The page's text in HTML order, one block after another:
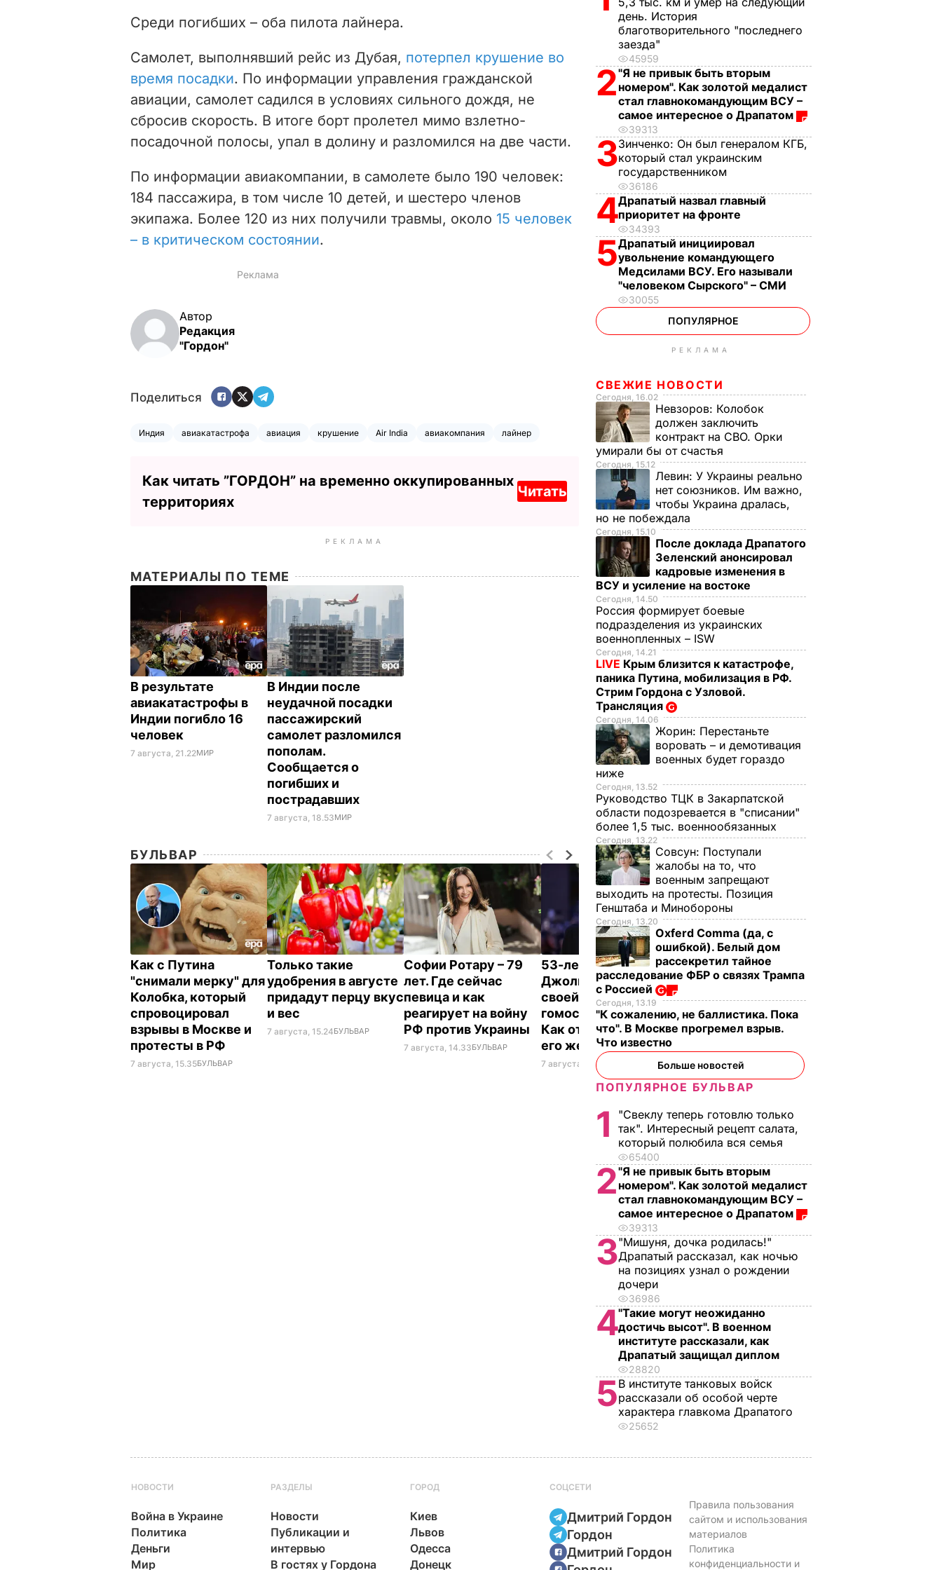
d
e
o
Среди погибших – оба пилота лайнера.
Самолет, выполнявший рейс из Дубая, потерпел крушение во
время посадки. По информации управления гражданской
авиации, самолет садился в условиях сильного дождя, не
сбросив скорость. В итоге борт пролетел мимо взлетно-
посадочной полосы, упал в долину и разломился на две части.
По информации авиакомпании, в самолете было 190 человек:
184 пассажира, в том числе 10 детей, и шестеро членов
экипажа. Более 120 из них получили травмы, около 15 человек
– в критическом состоянии.
Автор
Редакция
"Гордон"
Поделиться
Индия авиакатастрофа авиация крушение Air India авиакомпания лайнер
Как читать ”ГОРДОН” на временно оккупированных
территориях
Читать
РЕКЛАМА
МАТЕРИАЛЫ ПО ТЕМЕ
В результате
авиакатастрофы в
Индии погибло 16
человек
7 августа, 21.22МИР
В Индии после
неудачной посадки
пассажирский
самолет разломился
пополам.
Сообщается о
погибших и
пострадавших
7 августа, 18.53МИР
БУЛЬВАР
Как с Путина
"снимали мерку" для
Колобка, который
спровоцировал
взрывы в Москве и
протесты в РФ
7 августа, 15.35БУЛЬВАР
Только такие
удобрения в августе
придадут перцу вкус
и вес
7 августа, 15.24БУЛЬВАР
Софии Ротару – 79
лет. Где сейчас
певица и как
реагирует на войну
РФ против Украины
7 августа, 14.33БУЛЬВАР
53-летний брат
Джоли заявил о
своей
гомосексуальности.
Как отреагировала
его жена
7 августа, 14.28
"Пригласили лето в
банки". Яблоки на
зиму без
стерилизации –
вкусно, как в
7 августа, 13.50
день. История
благотворительного "последнего
заезда"
45959
2"Я не привык быть вторым
номером". Как золотой медалист
стал главнокомандующим ВСУ –
самое интересное о Драпатом
39313
3Зинченко: Он был генералом КГБ,
который стал украинским
государственником
36186
4Драпатый назвал главный
приоритет на фронте
34393
5Драпатый инициировал
увольнение командующего
Медсилами ВСУ. Его называли
"человеком Сырского" – СМИ
30055
ПОПУЛЯРНОЕ
РЕКЛАМА
СВЕЖИЕ НОВОСТИ
Сегодня, 16.02
Невзоров: Колобок
должен заключить
контракт на СВО. Орки
умирали бы от счастья
Сегодня, 15.12
Левин: У Украины реально
нет союзников. Им важно,
чтобы Украина дралась,
но не побеждала
Сегодня, 15.10
После доклада Драпатого
Зеленский анонсировал
кадровые изменения в
ВСУ и усиление на востоке
Сегодня, 14.50
Россия формирует боевые
подразделения из украинских
военнопленных – ISW
Сегодня, 14.21
LIVE Крым близится к катастрофе,
паника Путина, мобилизация в РФ.
Стрим Гордона с Узловой.
Трансляция
Сегодня, 14.06
Жорин: Перестаньте
воровать – и демотивация
военных будет гораздо
ниже
Сегодня, 13.52
Руководство ТЦК в Закарпатской
области подозревается в "списании"
более 1,5 тыс. военнообязанных
Сегодня, 13.22
Совсун: Поступали
жалобы на то, что
военным запрещают
выходить на протесты. Позиция
Генштаба и Минобороны
Сегодня, 13.20
Oxferd Comma (да, с
ошибкой). Белый дом
рассекретил тайное
расследование ФБР о связях Трампа
с Россией
Сегодня, 13.19
"К сожалению, не баллистика. Пока
что". В Москве прогремел взрыв.
Что известно
Больше новостей
ПОПУЛЯРНОЕ БУЛЬВАР
1
"Свеклу теперь готовлю только
так". Интересный рецепт салата,
который полюбила вся семья
65400
2"Я не привык быть вторым
номером". Как золотой медалист
стал главнокомандующим ВСУ –
самое интересное о Драпатом
39313
3"Мишуня, дочка родилась!"
Драпатый рассказал, как ночью
на позициях узнал о рождении
дочери
36986
4"Такие могут неожиданно
достичь высот". В военном
институте рассказали, как
Драпатый защищал диплом
28820
5В институте танковых войск
рассказали об особой черте
характера главкома Драпатого
25652
НОВОСТИ
Война в Украине
Политика
Деньги
Мир
РАЗДЕЛЫ
Новости
Публикации и
интервью
В гостях у Гордона
ГОРОД
Киев
Львов
Одесса
Донецк
СОЦСЕТИ
Дмитрий Гордон
Гордон
Дмитрий Гордон
Правила пользования
сайтом и использования
материалов
Политика
конфиденциальности и